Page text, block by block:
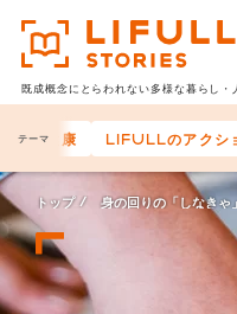
既成概念にとらわれない多様な暮らし・
テーマ
体の健康 LIFULLのアクシ
トップ 身の回りの「しなきゃ